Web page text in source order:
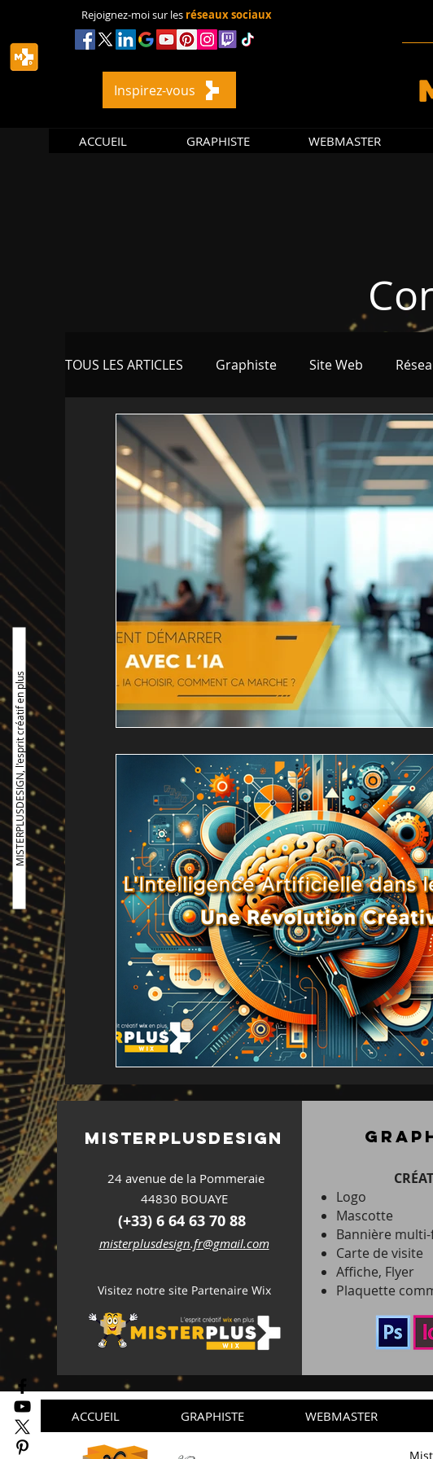
Rejoignez-moi sur les réseaux sociaux
Inspirez-vous
ACCUEIL GRAPHISTE WEBMASTER
MISTERPLUSDESIGN, l'esprit créatif en plus
TOUS LES ARTICLES Graphiste Site Web
Marketing - Business Blog Applications Wix
Réglementation et normes Intelligence Artificielle
misterplusdesign
24 avenue de la Pommeraie
44830 BOUAYE
(+33) 6 64 63 70 88
misterplusdesign.fr@gmail.com
Visitez notre site Partenaire Wix
Logo
Mascotte
Bannière
Carte de visite
Affiche, Flyer
Plaquette
ACCUEIL GRAPHISTE WEBMASTER